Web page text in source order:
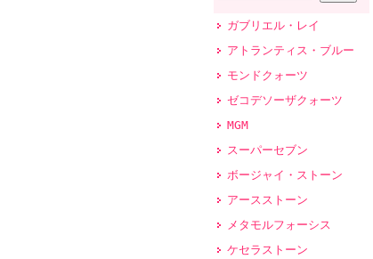
ガブリエル・レイ
アトランティス・ブルー
モンドクォーツ
ゼコデソーザクォーツ
MGM
スーパーセブン
ボージャイ・ストーン
アースストーン
メタモルフォーシス
ケセラストーン